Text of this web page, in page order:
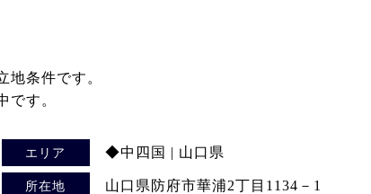
地条件です。
です。
エリア ◆中四国 | 山口県
所在地 山口県防府市華浦2丁目1134－1